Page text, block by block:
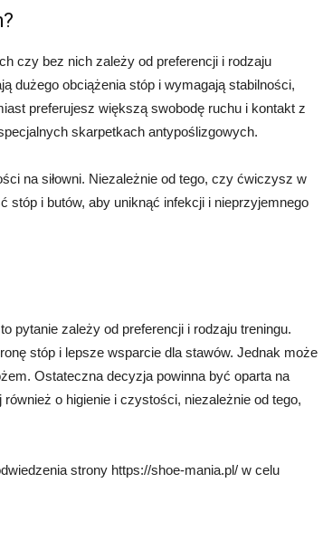
czy bez nich zależy od preferencji i rodzaju
dużego obciążenia stóp i wymagają stabilności,
preferujesz większą swobodę ruchu i kontakt z
skarpetkach antypoślizgowych.
na siłowni. Niezależnie od tego, czy ćwiczysz w
i butów, aby uniknąć infekcji i nieprzyjemnego
pytanie zależy od preferencji i rodzaju treningu.
stóp i lepsze wsparcie dla stawów. Jednak może
Ostateczna decyzja powinna być oparta na
o higienie i czystości, niezależnie od tego,
strony https://shoe-mania.pl/ w celu